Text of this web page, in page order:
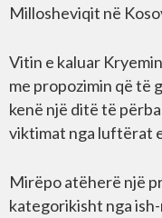
Millosheviqit në
Vitin e kaluar
me propozimin që të
kenë një ditë të
viktimat nga luftërat
Mirëpo atëherë një
kategorikisht nga